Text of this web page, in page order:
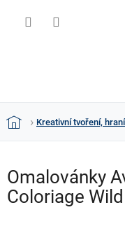
DomůKreativní tvoření,
Omalovánky
Coloriage